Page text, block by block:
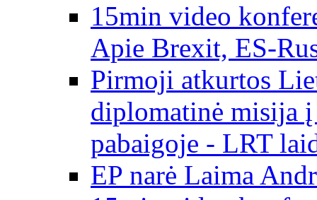
15min video
Apie Brexit, ES-
Pirmoji atkurtos
diplomatinė misija
pabaigoje - LRT
EP narė Laima